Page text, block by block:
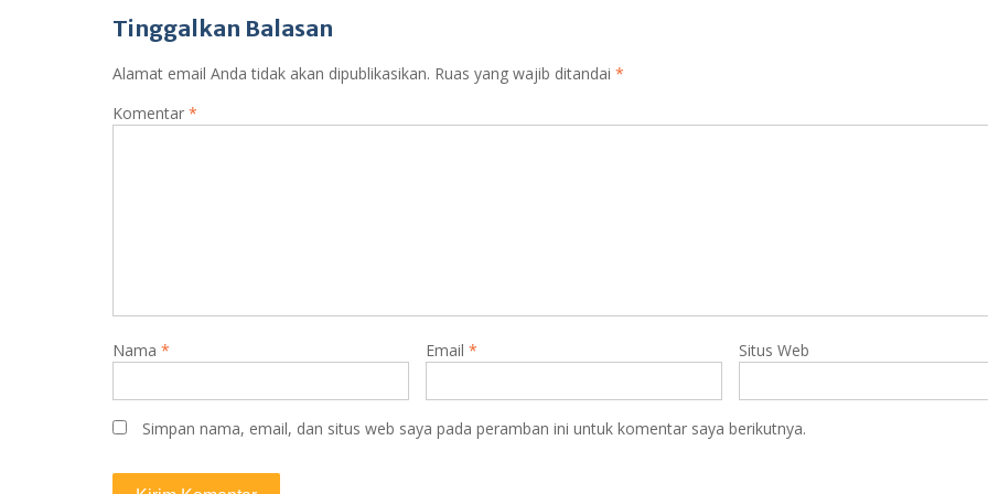
k
p
Tinggalkan Balasan
Alamat email Anda tidak akan dipublikasikan. Ruas yang wajib ditandai *
Komentar *
Nama * Email * Situs Web
Simpan nama, email, dan situs web saya pada peramban ini untuk komentar saya berikutnya.